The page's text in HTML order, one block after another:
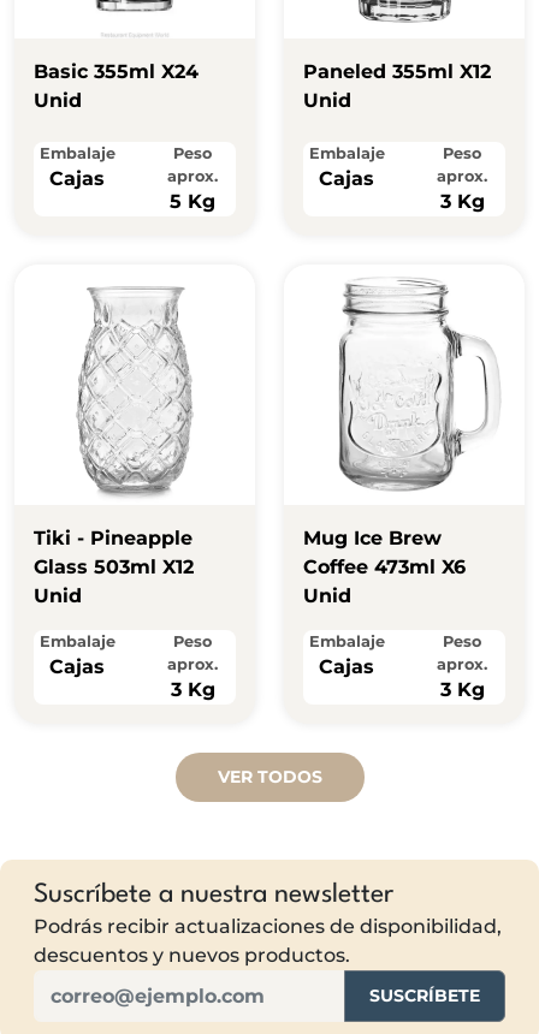
Basic 355ml X24
Unid
Embalaje
Cajas
Peso
aprox.
5 Kg
Paneled 355ml X12
Unid
Embalaje
Cajas
Peso
aprox.
3 Kg
Tiki - Pineapple
Glass 503ml X12
Unid
Embalaje
Cajas
Peso
aprox.
3 Kg
Mug Ice Brew
Coffee 473ml X6
Unid
Embalaje
Cajas
Peso
aprox.
3 Kg
VER TODOS
Suscríbete a nuestra newsletter
Podrás recibir actualizaciones de disponibilidad,
descuentos y nuevos productos.
SUSCRÍBETE